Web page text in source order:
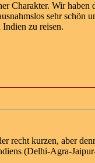
Charakter. Wir haben
sehr schön
zu reisen.
recht kurzen, aber
(Delhi-Agra-